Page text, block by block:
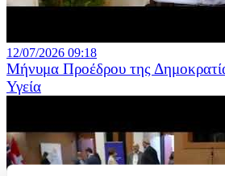
12/07/2026 09:18
Μήνυμα Προέδρου της
Υγεία